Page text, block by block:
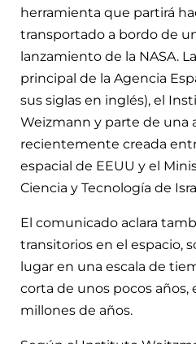
herramienta que partirá
transportado a bordo de
lanzamiento de la NASA.
principal de la Agencia
sus siglas en inglés), el
Weizmann y parte de una
recientemente creada
espacial de EEUU y el
Ciencia y Tecnología de
El comunicado aclara
transitorios en el espacio,
lugar en una escala de
corta de unos pocos años,
millones de años.